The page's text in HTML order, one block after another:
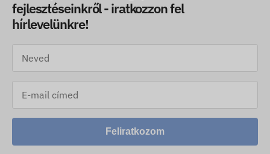
fejlesztéseinkről - iratkozzon fel
hírlevelünkre!
Feliratkozom